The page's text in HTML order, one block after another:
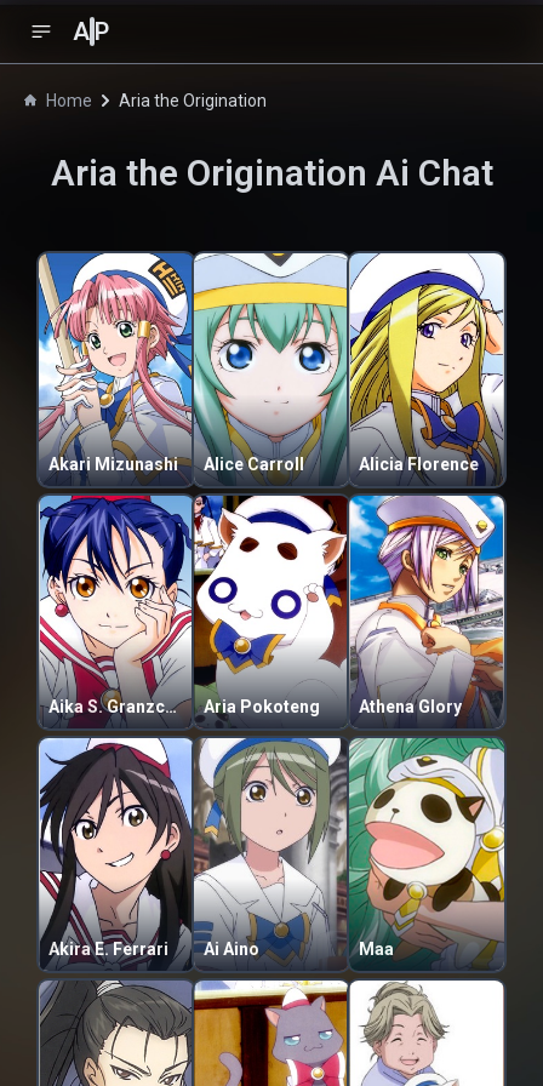
A P
Home Aria the Origination
Aria the Origination Ai Chat
Akari Mizunashi Alice Carroll Alicia Florence
Aika S. Granzchesta Aria Pokoteng Athena Glory
Akira E. Ferrari Ai Aino Maa